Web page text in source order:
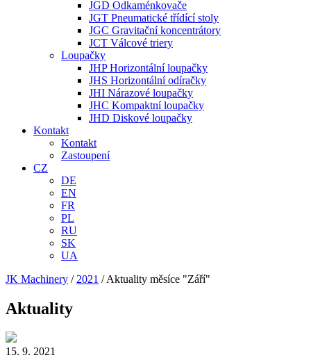
JGD Odkaménkovače
JGT Pneumatické třídící stoly
JGC Gravitační koncentrátory
JCT Válcové triery
Loupačky
JHP Horizontální loupačky
JHS Horizontální odíračky
JHI Nárazové loupačky
JHC Kompaktní loupačky
JHD Diskové loupačky
Kontakt
Kontakt
Zastoupení
CZ
DE
EN
FR
PL
RU
SK
UA
JK Machinery / 2021 /Aktuality měsíce "Září"
Aktuality
15. 9. 2021